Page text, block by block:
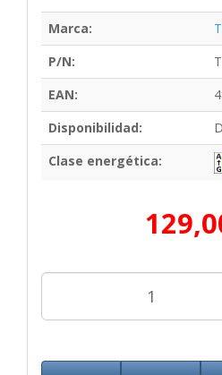
Marca:
P/N:
EAN:
Disponibilidad:
Clase energética: